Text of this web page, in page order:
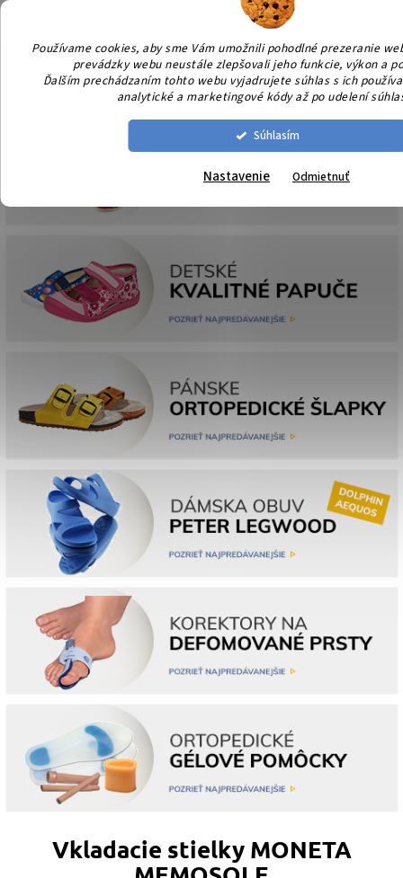
Používame cookies, aby sme Vám umožnili pohodlné prezeranie
prevádzky webu neustále zlepšovali jeho funkcie, výkon a
Ďalším prechádzaním tohto webu vyjadrujete súhlas s ich
analytické a marketingové kódy až po udelení
Súhlasím
Nastavenie Odmietnuť
Prejsť
Vkladacie stielky MONETA